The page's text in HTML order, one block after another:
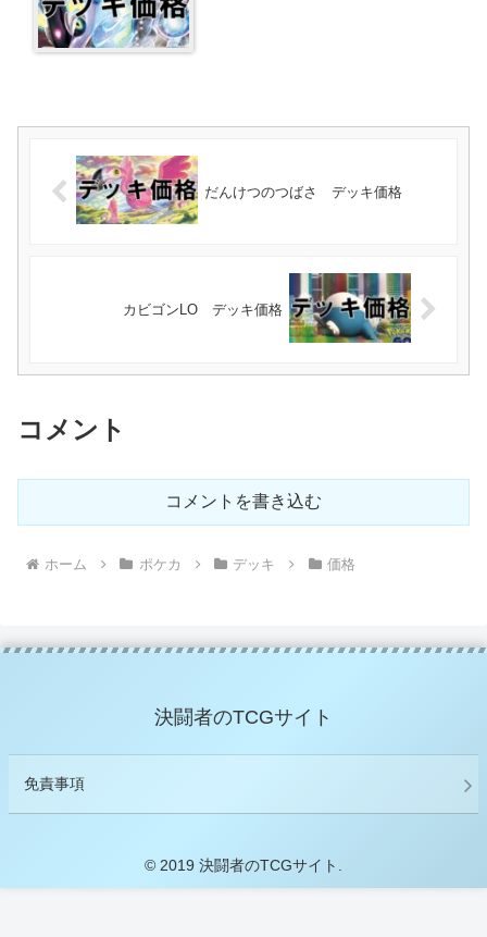
だんけつのつばさ デッキ価格
カビゴンLO デッキ価格
コメント
コメントを書き込む
ホーム ポケカ デッキ 価格
決闘者のTCGサイト
免責事項
© 2019 決闘者のTCGサイト.